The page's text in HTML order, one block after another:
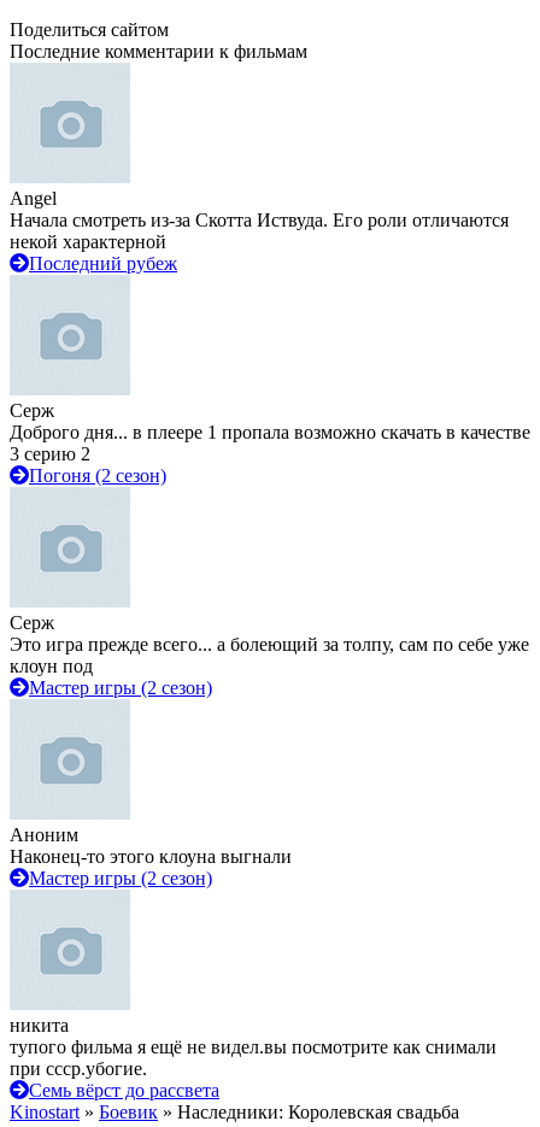
Поделиться сайтом
Последние комментарии к фильмам
Angel
Начала смотреть из-за Скотта Иствуда. Его роли отличаются
некой характерной
Последний рубеж
Серж
Доброго дня... в плеере 1 пропала возможно скачать в качестве
3 серию 2
Погоня (2 сезон)
Серж
Это игра прежде всего... а болеющий за толпу, сам по себе уже
клоун под
Мастер игры (2 сезон)
Аноним
Наконец-то этого клоуна выгнали
Мастер игры (2 сезон)
никита
тупого фильма я ещё не видел.вы посмотрите как снимали
при ссср.убогие.
Семь вёрст до рассвета
Kinostart » Боевик » Наследники: Королевская свадьба